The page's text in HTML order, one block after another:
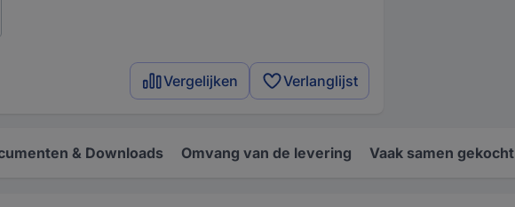
Vergelijken Verlanglijst
& Downloads Omvang van de levering Vaak samen gekocht